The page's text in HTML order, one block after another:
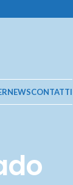
NEWSCONTATTI